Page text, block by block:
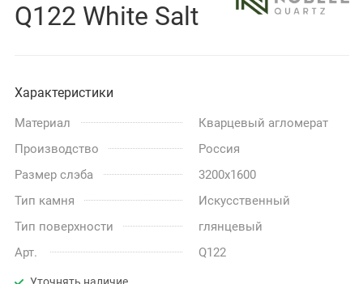
Q122 White Salt
Характеристики
Материал
Кварцевый агломерат
Производство
Россия
Размер слэба
3200x1600
Тип камня
Искусственный
Тип поверхности
глянцевый
Арт.
Q122